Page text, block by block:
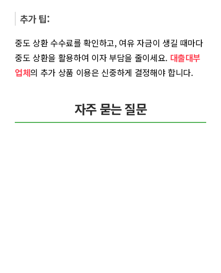
추가 팁:
중도 상환 수수료를 확인하고, 여유 자금이 생길 때마다
중도 상환을 활용하여 이자 부담을 줄이세요. 대출대부
업체의 추가 상품 이용은 신중하게 결정해야 합니다.
자주 묻는 질문